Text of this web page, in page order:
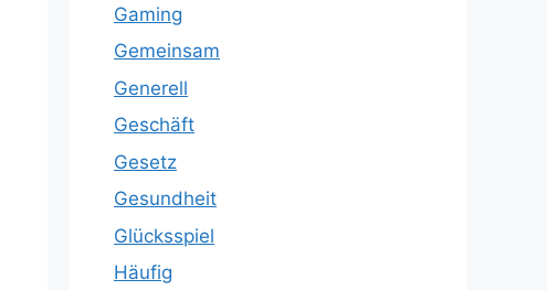
Gaming
Gemeinsam
Generell
Geschäft
Gesetz
Gesundheit
Glücksspiel
Häufig